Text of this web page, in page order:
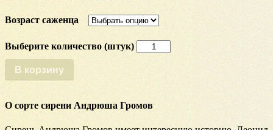
Возраст саженца
Количество
Сирень
В корзину
О сорте сирени Андрюша Громов